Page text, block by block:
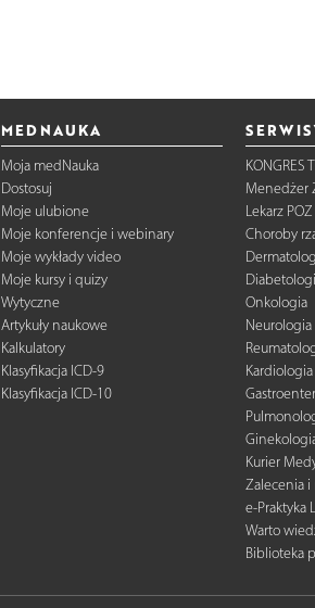
MEDNAUKA
Moja medNauka
Dostosuj
Moje ulubione
Moje konferencje i webinary
Moje wykłady video
Moje kursy i quizy
Wytyczne
Artykuły naukowe
Kalkulatory
Klasyfikacja ICD-9
Klasyfikacja ICD-10
KONGRES
Menedżer
Lekarz POZ
Choroby
Onkologia
Neurologia
Kardiologia
Kurier
Zalecenia
e-Praktyka
Warto
Biblioteka